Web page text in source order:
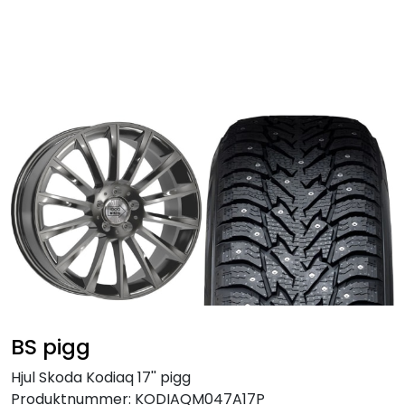
BS pigg
Hjul Skoda Kodiaq 17'' pigg
Produktnummer: KODIAQM047A17P
Hjulpakker
Felger
Lastebil
Buss
Anlegg